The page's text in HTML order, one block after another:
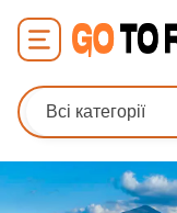
Всі категорії